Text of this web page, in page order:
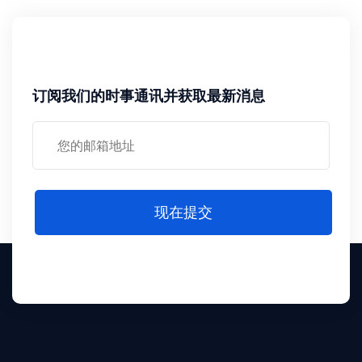
订阅我们的时事通讯并获取最新消息
现在提交